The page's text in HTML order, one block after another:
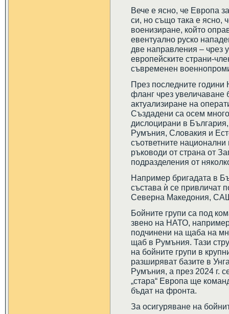
Вече е ясно, че Европа
си, но също така е ясно,
военизиране, който
евентуално руско
две направления – чрез
европейските страни-
съвременен
През последните години
фланг чрез увеличаване
актуализиране на
Създадени са осем
дислоцирани в
Румъния, Словакия и
съответните
ръководи от страна от
подразделения от
Например бригадата в
състава ѝ се привличат
Северна Македония,
Бойните групи са под
звено на НАТО,
подчинени на щаба на
щаб в Румъния. Тази
на бойните групи в
разширяват базите в
Румъния, а през 2024 г.
„стара“ Европа ще
бъдат на фронта.
За осигуряване на